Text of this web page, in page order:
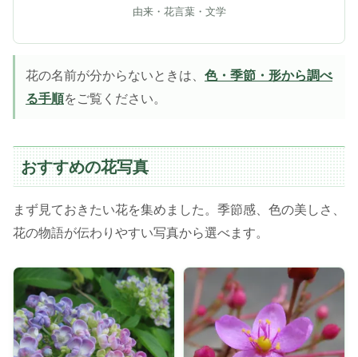
由来・花言葉・文学
花の名前が分からないときは、 色・季節・形から調べ
る手順をご覧ください。
おすすめの花写真
まず見ておきたい花を集めました。季節感、色の美しさ、
花の物語が伝わりやすい写真から選べます。